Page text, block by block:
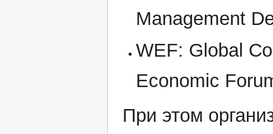
Management
WEF: Global
Economic
При этом